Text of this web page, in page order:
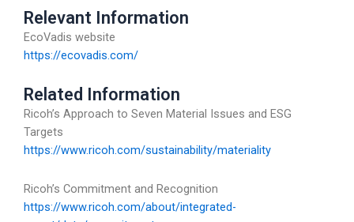
Relevant Information
EcoVadis website
https://ecovadis.com/
Related Information
Ricoh’s Approach to Seven Material Issues and ESG
Targets
https://www.ricoh.com/sustainability/materiality
Ricoh’s Commitment and Recognition
https://www.ricoh.com/about/integrated-